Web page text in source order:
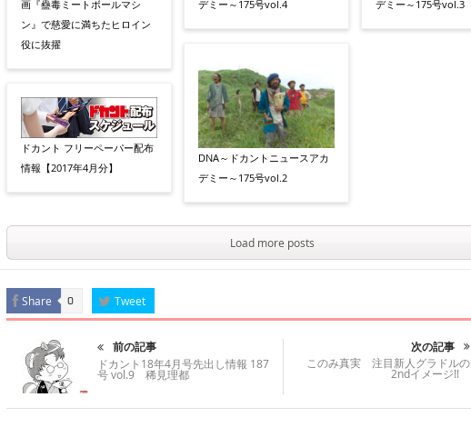
画『蠱毒ミートボールマシ
ン』で慈愛に満ちたヒロイン
役に抜擢
ドカント フリーペーパー配布
情報【2017年4月分】
デミー～175号vol.4
DNA～ドカントニュースアカ
デミー～175号vol.2
デミー～175号vol.3
Load more posts
Share 0 Tweet
前の記事
ドカント18年4月号先出し情報 187
号 vol.9 稀見理都
次の記事
このみ真実 注目新人グラドルの
2ndイメージ!!